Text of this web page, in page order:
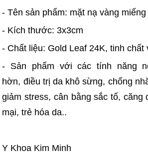
- Tên sản phẩm: mặt nạ vàng
- Kích thước: 3x3cm
- Chất liệu: Gold Leaf 24K, tinh chất
- Sản phẩm với các tính năng
hờn, điều trị da khô sừng, chống
giảm stress, cân bằng sắc tố, căng
mại, trẻ hóa da..
Y Khoa Kim Minh